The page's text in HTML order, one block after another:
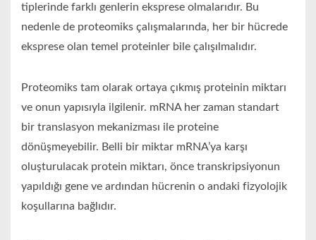
tiplerinde farklı genlerin eksprese olmalarıdır. Bu
nedenle de proteomiks çalışmalarında, her bir hücrede
eksprese olan temel proteinler bile çalışılmalıdır.
Proteomiks tam olarak ortaya çıkmış proteinin miktarı
ve onun yapısıyla ilgilenir. mRNA her zaman standart
bir translasyon mekanizması ile proteine
dönüşmeyebilir. Belli bir miktar mRNA’ya karşı
oluşturulacak protein miktarı, önce transkripsiyonun
yapıldığı gene ve ardından hücrenin o andaki fizyolojik
koşullarına bağlıdır.